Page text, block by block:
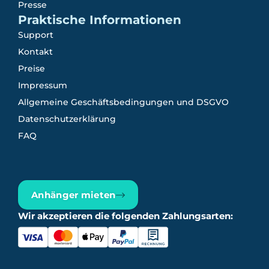
Presse
Praktische Informationen
Support
Kontakt
Preise
Impressum
Allgemeine Geschäftsbedingungen und DSGVO
Datenschutzerklärung
FAQ
Anhänger mieten
Wir akzeptieren die folgenden Zahlungsarten: